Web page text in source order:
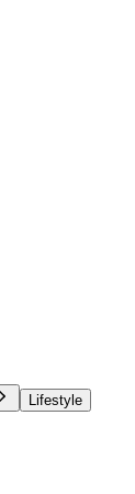
Lifestyle